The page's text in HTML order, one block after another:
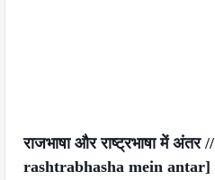
राजभाषा और राष्ट्रभाषा में अंतर //
rashtrabhasha mein antar]